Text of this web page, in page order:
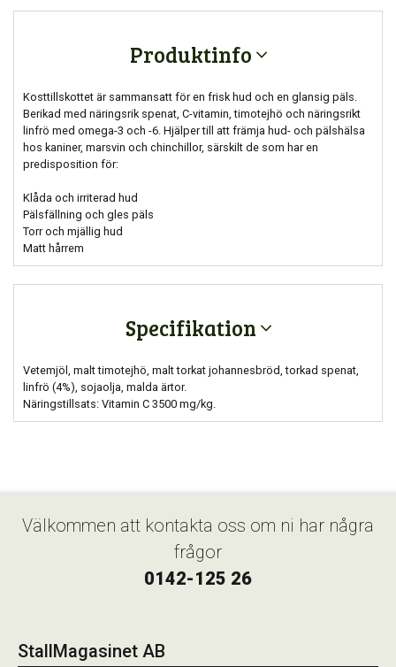
Produktinfo
Kosttillskottet är sammansatt för en frisk hud och en glansig päls.
Berikad med näringsrik spenat, C-vitamin, timotejhö och näringsrikt
linfrö med omega-3 och -6. Hjälper till att främja hud- och pälshälsa
hos kaniner, marsvin och chinchillor, särskilt de som har en
predisposition för:
Klåda och irriterad hud
Pälsfällning och gles päls
Torr och mjällig hud
Matt hårrem
Specifikation
Vetemjöl, malt timotejhö, malt torkat johannesbröd, torkad spenat,
linfrö (4%), sojaolja, malda ärtor.
Näringstillsats: Vitamin C 3500 mg/kg.
Välkommen att kontakta oss om ni har några
frågor
0142-125 26
StallMagasinet AB